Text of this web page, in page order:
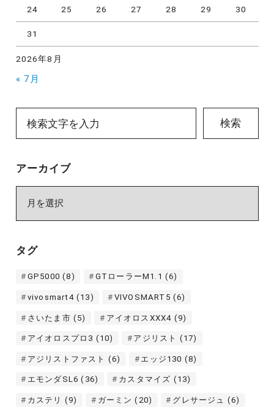
2026年8月
24 25 26 27 28 29 30
31
« 7月
検索
アーカイブ
ブ
タグ
GP5000 (8) GTローラーM1.1 (6)
vivosmart4(13) VIVOSMART5 (6)
さいたま市 (5) アイオロスXXX4 (9)
アイオロスプロ3 (10) アジリスト (17)
アジリストファスト (6) エッジ130 (8)
エモンダSL6 (36) カスタマイズ (13)
カステリ (9) ガーミン (20) グレサージュ (6)